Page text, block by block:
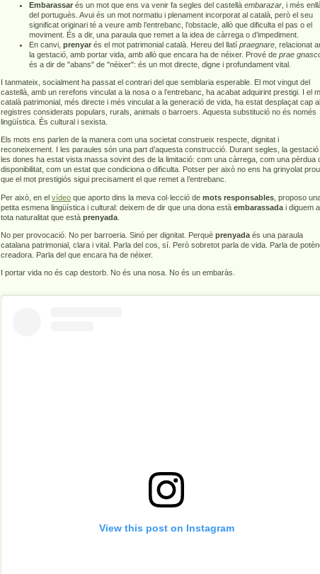
Embarassar és un mot que ens va venir fa segles del castellà embarazar , i més
del portuguès. Avui és un mot normatiu i plenament incorporat al català, però el seu
significat originari té a veure amb l’entrebanc, l’obstacle, allò que dificulta el pas o el
moviment. És a dir, una paraula que remet a la idea de càrrega o d’impediment.
En canvi, prenyar és el mot patrimonial català. Hereu del llatí praegnare , relacionat
la gestació, amb portar vida, amb allò que encara ha de néixer. Prové de prae
és a dir de "abans" de "nèixer": és un mot directe, digne i profundament vital.
I tanmateix, socialment ha passat el contrari del que semblaria esperable. El mot vingut del
castellà, amb un rerefons vinculat a la nosa o a l’entrebanc, ha acabat adquirint prestigi. I el
català patrimonial, més directe i més vinculat a la generació de vida, ha estat desplaçat cap
registres considerats populars, rurals, animals o barroers. Aquesta substitució no és només
lingüística. És cultural i sexista.
Els mots ens parlen de la manera com una societat construeix respecte, dignitat i
reconeixement. I les paraules són una part d’aquesta construcció. Durant segles, la gestació
les dones ha estat vista massa sovint des de la limitació: com una càrrega, com una pèrdua
disponibilitat, com un estat que condiciona o dificulta. Potser per això no ens ha grinyolat prou
que el mot prestigiós sigui precisament el que remet a l’entrebanc.
Per això, en el vídeo que aporto dins la meva col·lecció de mots responsables , proposo
petita esmena lingüística i cultural: deixem de dir que una dona està embarassada i diguem
tota naturalitat que està prenyada
No per provocació. No per barroeria. Sinó per dignitat. Perquè prenyada és una paraula
catalana patrimonial, clara i vital. Parla del cos, sí. Però sobretot parla de vida. Parla de
creadora. Parla del que encara ha de néixer.
I portar vida no és cap destorb. No és una nosa. No és un embaràs.
View this post on Instagram